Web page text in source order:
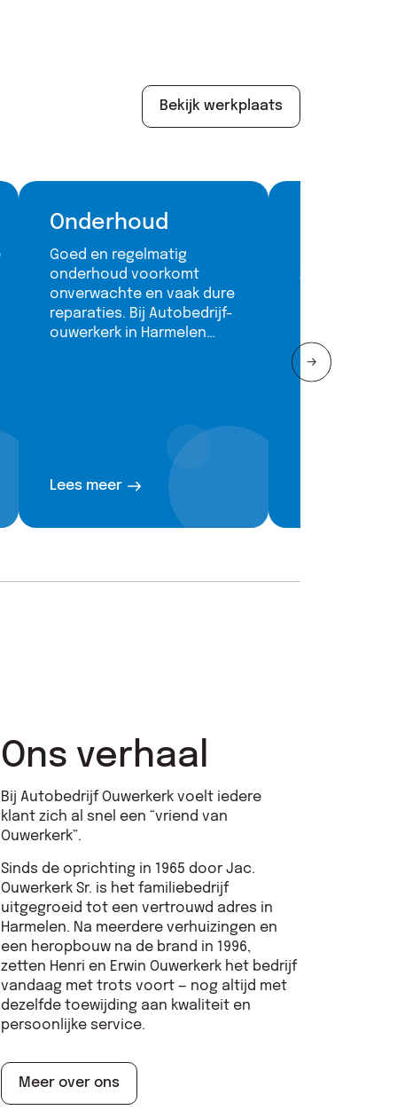
Bekijk werkplaats
Onderhoud
Goed en regelmatig
onderhoud voorkomt
onverwachte en vaak dure
reparaties. Bij Autobedrijf-
ouwerkerk in Harmelen
Lees meer
zorgt niet
Ons verhaal
Bij Autobedrijf Ouwerkerk voelt iedere
klant zich al snel een “vriend van
Ouwerkerk”.
Sinds de oprichting in 1965 door Jac.
Ouwerkerk Sr. is het familiebedrijf
uitgegroeid tot een vertrouwd adres in
Harmelen. Na meerdere verhuizingen en
een heropbouw na de brand in 1996,
zetten Henri en Erwin Ouwerkerk het bedrijf
vandaag met trots voort — nog altijd met
dezelfde toewijding aan kwaliteit en
persoonlijke service.
Meer over ons